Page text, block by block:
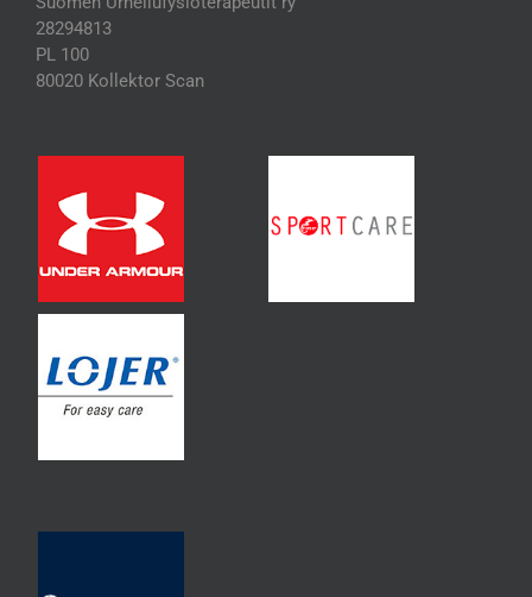
28294813
PL 100
80020 Kollektor Scan